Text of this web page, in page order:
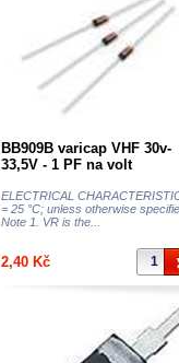
BB909B varicap VHF 30v-
33,5V - 1 PF na volt
ELECTRICAL
= 25 °C; unless otherwise
Note 1. VR is the...
2,40 Kč